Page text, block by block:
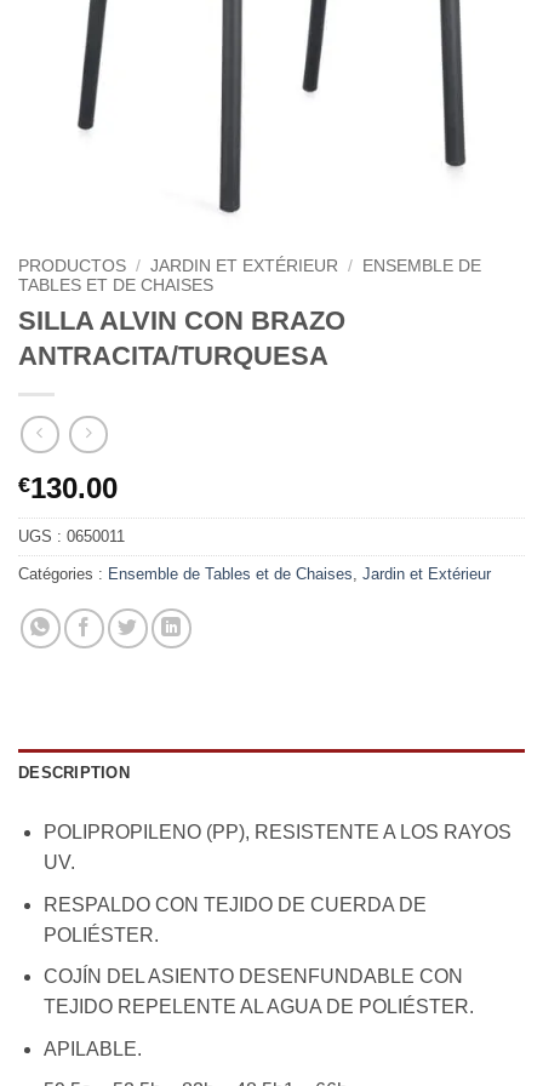
PRODUCTOS / JARDIN ET EXTÉRIEUR / ENSEMBLE DE
TABLES ET DE CHAISES
SILLA ALVIN CON BRAZO
ANTRACITA/TURQUESA
€130.00
UGS : 0650011
Catégories : Ensemble de Tables et de Chaises Jardin et Extérieur
DESCRIPTION
POLIPROPILENO (PP), RESISTENTE A LOS RAYOS
UV.
RESPALDO CON TEJIDO DE CUERDA DE
POLIÉSTER.
COJÍN DEL ASIENTO DESENFUNDABLE CON
TEJIDO REPELENTE AL AGUA DE POLIÉSTER.
APILABLE.